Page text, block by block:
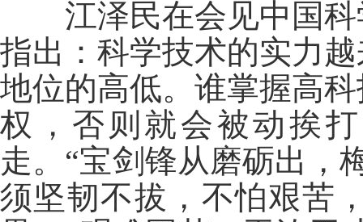
江泽民在会见中国科
指出：科学技术的实力
地位的高低。谁掌握高
权，否则就会被动挨
走。“宝剑锋从磨砺出，
须坚韧不拔，不怕艰苦